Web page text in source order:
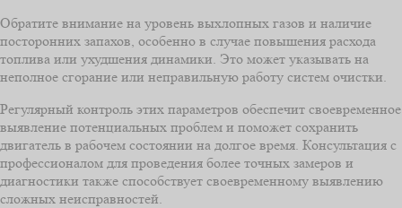
Обратите внимание на уровень выхлопных газов и наличие
посторонних запахов, особенно в случае повышения расхода
топлива или ухудшения динамики. Это может указывать на
неполное сгорание или неправильную работу систем очистки.
Регулярный контроль этих параметров обеспечит своевременное
выявление потенциальных проблем и поможет сохранить
двигатель в рабочем состоянии на долгое время. Консультация с
профессионалом для проведения более точных замеров и
диагностики также способствует своевременному выявлению
сложных неисправностей.